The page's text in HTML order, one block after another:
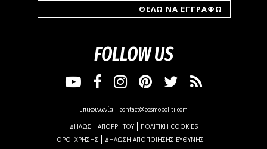
FOLLOW US
Επικοινωνία: contact@cosmopoliti.com
ΔΗΛΩΣΗ ΑΠΟΡΡΗΤΟΥ
ΠΟΛΙΤΙΚΗ COOKIES
ΟΡΟΙ ΧΡΗΣΗΣ
ΔΗΛΩΣΗ ΑΠΟΠΟΙΗΣΗΣ ΕΥΘΥΝΗΣ